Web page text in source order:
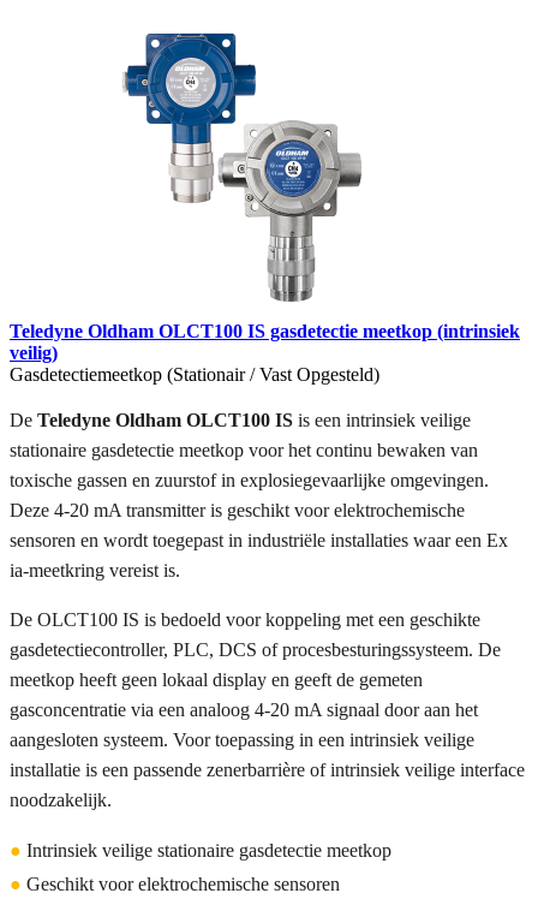
Teledyne Oldham OLCT100 IS gasdetectie meetkop (intrinsiek
veilig)
Gasdetectiemeetkop (Stationair / Vast Opgesteld)
De Teledyne Oldham OLCT100 IS is een intrinsiek veilige
stationaire gasdetectie meetkop voor het continu bewaken van
toxische gassen en zuurstof in explosiegevaarlijke omgevingen.
Deze 4-20 mA transmitter is geschikt voor elektrochemische
sensoren en wordt toegepast in industriële installaties waar een Ex
ia-meetkring vereist is.
De OLCT100 IS is bedoeld voor koppeling met een geschikte
gasdetectiecontroller, PLC, DCS of procesbesturingssysteem. De
meetkop heeft geen lokaal display en geeft de gemeten
gasconcentratie via een analoog 4-20 mA signaal door aan het
aangesloten systeem. Voor toepassing in een intrinsiek veilige
installatie is een passende zenerbarrière of intrinsiek veilige interface
noodzakelijk.
● Intrinsiek veilige stationaire gasdetectie meetkop
● Geschikt voor elektrochemische sensoren